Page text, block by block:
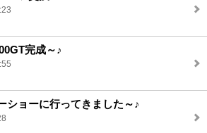
完成～♪
ショーに行ってきました～♪